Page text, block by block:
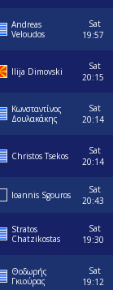
Andreas
Veloudos
Sat
19:57
Ilija Dimovski
Sat
20:15
Κωνσταντίνος
Δουλακάκης
Sat
20:14
Christos Tsekos
Sat
20:14
Ioannis Sgouros
Sat
20:43
Stratos
Chatzikostas
Sat
19:30
Θοδωρής
Γκιούρας
Sat
19:12